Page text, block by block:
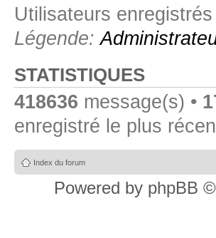
Utilisateurs enregistrés
Légende:
STATISTIQUES
418636 message(s) •
enregistré le plus
Index du forum
Powered by phpBB